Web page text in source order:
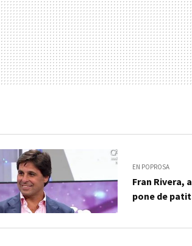
EN POPROSA
Fran Rivera,
pone de